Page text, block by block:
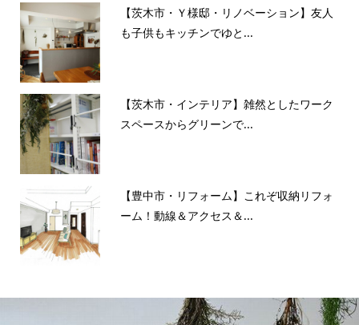
【茨木市・Ｙ様邸・リノベーション】友人
も子供もキッチンでゆと...
【茨木市・インテリア】雑然としたワーク
スペースからグリーンで...
【豊中市・リフォーム】これぞ収納リフォ
ーム！動線＆アクセス＆...